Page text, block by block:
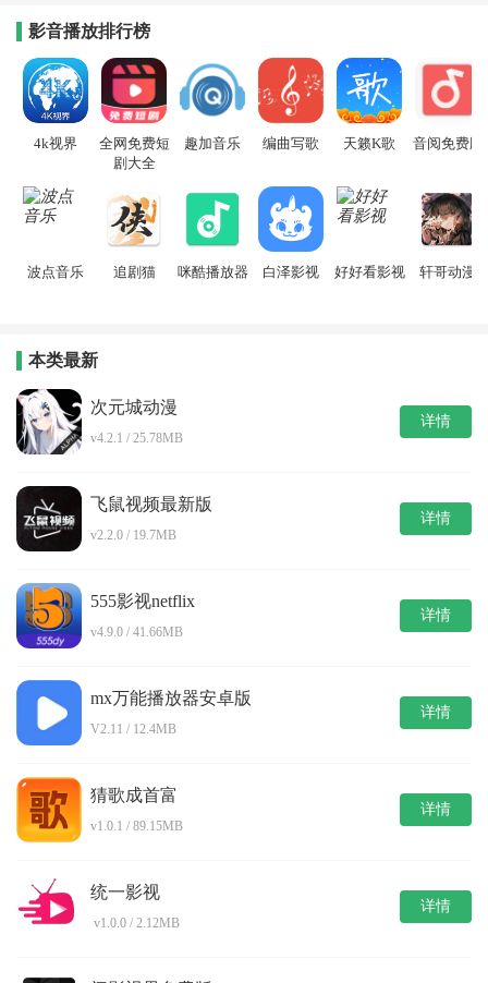
影音播放排行榜
4k视界
全网免费短
剧大全
趣加音乐 编曲写歌 天籁K歌 音阅免费版
波点音乐 追剧猫 咪酷播放器 白泽影视 好好看影视 轩哥动漫
本类最新
次元城动漫
v4.2.1 / 25.78MB
详情
飞鼠视频最新版
v2.2.0 / 19.7MB
详情
555影视netflix
v4.9.0 / 41.66MB
详情
mx万能播放器安卓版
V2.11 / 12.4MB
详情
猜歌成首富
v1.0.1 / 89.15MB
详情
统一影视
v1.0.0 / 2.12MB
详情